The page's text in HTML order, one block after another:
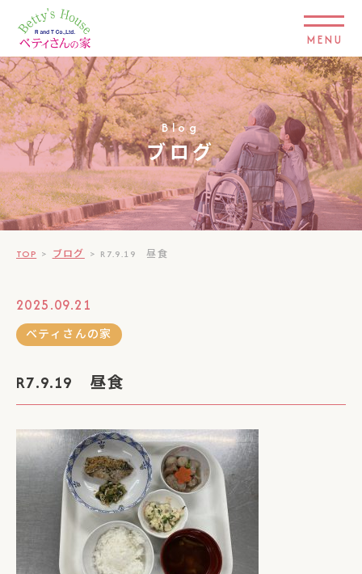
MENU
Blog
ブログ
TOP > ブログ > R7.9.19 昼食
2025.09.21
ベティさんの家
R7.9.19 昼食